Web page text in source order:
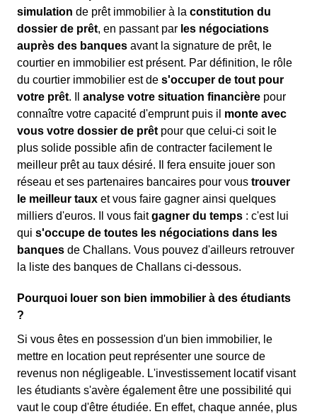
simulation de prêt immobilier à la constitution du
dossier de prêt, en passant par les négociations
auprès des banques avant la signature de prêt, le
courtier en immobilier est présent. Par définition, le rôle
du courtier immobilier est de s'occuper de tout pour
votre prêt. Il analyse votre situation financière pour
connaître votre capacité d'emprunt puis il monte avec
vous votre dossier de prêt pour que celui-ci soit le
plus solide possible afin de contracter facilement le
meilleur prêt au taux désiré. Il fera ensuite jouer son
réseau et ses partenaires bancaires pour vous trouver
le meilleur taux et vous faire gagner ainsi quelques
milliers d'euros. Il vous faitgagner du temps : c'est lui
qui s'occupe de toutes les négociations dans les
banques de Challans. Vous pouvez d'ailleurs retrouver
la liste des banques de Challans ci-dessous.
Pourquoi louer son bien immobilier à des étudiants
?
Si vous êtes en possession d'un bien immobilier, le
mettre en location peut représenter une source de
revenus non négligeable. L'investissement locatif visant
les étudiants s'avère également être une possibilité qui
vaut le coup d'être étudiée. En effet, chaque année, plus